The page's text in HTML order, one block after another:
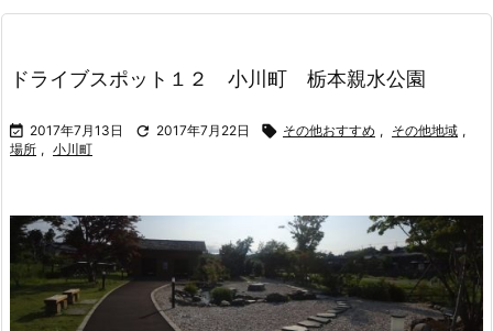
ドライブスポット１２ 小川町 栃本親水公園
 2017年7月13日  2017年7月22日  その他おすすめ , その他地域 ,
場所 , 小川町